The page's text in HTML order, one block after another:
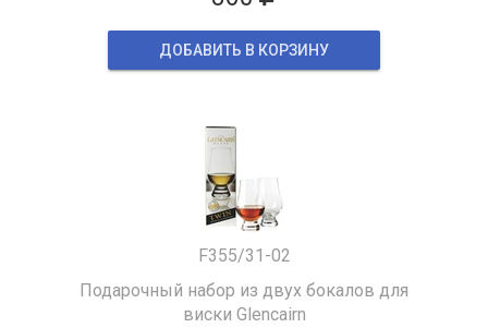
ДОБАВИТЬ В КОРЗИНУ
F355/31-02
Подарочный набор из двух бокалов для
виски Glencairn